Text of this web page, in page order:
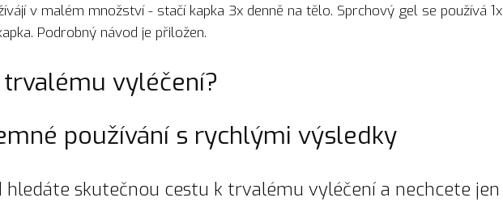
v malém množství - stačí kapka 3x denně na tělo. Sprchový gel se používá 1x
Podrobný návod je přiložen.
vyléčení?
používání s rychlými výsledky
hledáte skutečnou cestu k trvalému vyléčení a nechcete jen